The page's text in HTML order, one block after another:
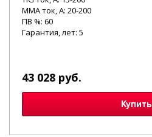
MMA ток, А: 20-200
ПВ %: 60
Гарантия, лет: 5
43 028 руб.
Купить